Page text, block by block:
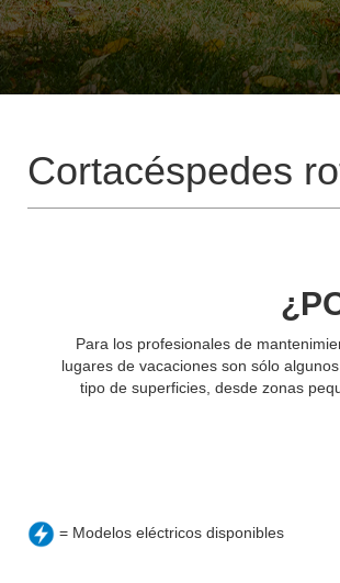
Cortacéspedes
Para los profesionales de
lugares de vacaciones son sólo
tipo de superficies, desde zonas
= Modelos eléctricos disponibles